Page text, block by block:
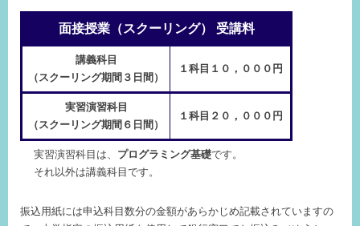
面接授業（スクーリング） 受講料
講義科目
（スクーリング期間３日間）
１科目１０，０００円
実習演習科目
（スクーリング期間６日間）
１科目２０，０００円
実習演習科目は、 プログラミング基礎です。
それ以外は講義科目です。
振込用紙には申込科目数分の金額があらかじめ記載されていますの